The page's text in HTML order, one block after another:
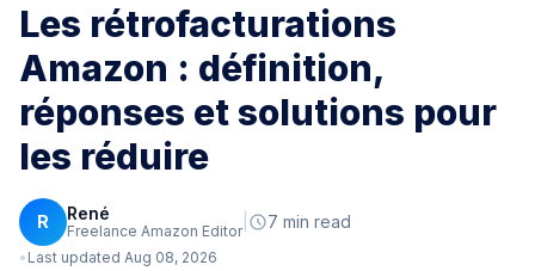
Les rétrofacturations
Amazon : définition,
réponses et solutions pour
les réduire
R René
Freelance Amazon Editor 7 min read
Last updated Aug 08, 2026